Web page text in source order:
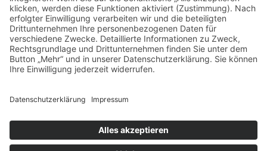
Das sagen unsere
Kunden zu
unseren
Leistungen
Unsere Kundenbewertungen zeigen, warum msisdesign. Die